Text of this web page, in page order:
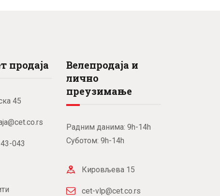
продаја
45
043
Велепродаја и
лично
преузимање
Радним данима: 9h-14h
Суботом: 9h-14h
Кировљева 15
cet-vlp@cet.co.rs